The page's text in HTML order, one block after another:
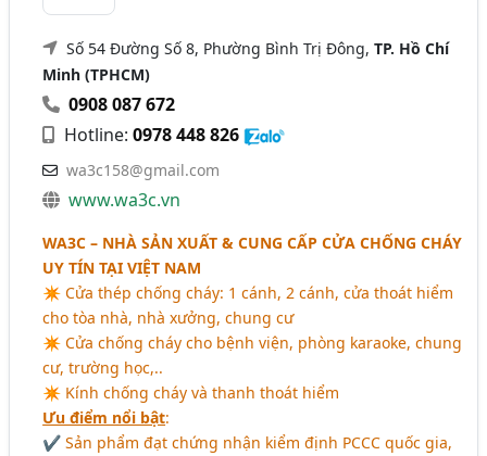
Số 54 Đường Số 8, Phường Bình Trị Đông,TP. Hồ Chí
Minh (TPHCM)
0908 087 672
Hotline:0978 448 826
wa3c158@gmail.com
www.wa3c.vn
WA3C – NHÀ SẢN XUẤT & CUNG CẤP CỬA CHỐNG CHÁY
UY TÍN TẠI VIỆT NAM
✴ Cửa thép chống cháy: 1 cánh, 2 cánh, cửa thoát hiểm
cho tòa nhà, nhà xưởng, chung cư
✴ Cửa chống cháy cho bệnh viện, phòng karaoke, chung
cư, trường học,..
✴ Kính chống cháy và thanh thoát hiểm
Ưu điểm nổi bật:
✔ Sản phẩm đạt chứng nhận kiểm định PCCC quốc gia,